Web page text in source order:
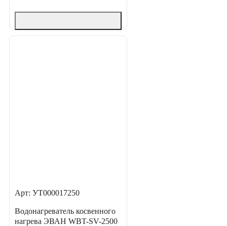
Арт: УТ000017250
Водонагреватель косвенного
нагрева ЭВАН WBT-SV-2500